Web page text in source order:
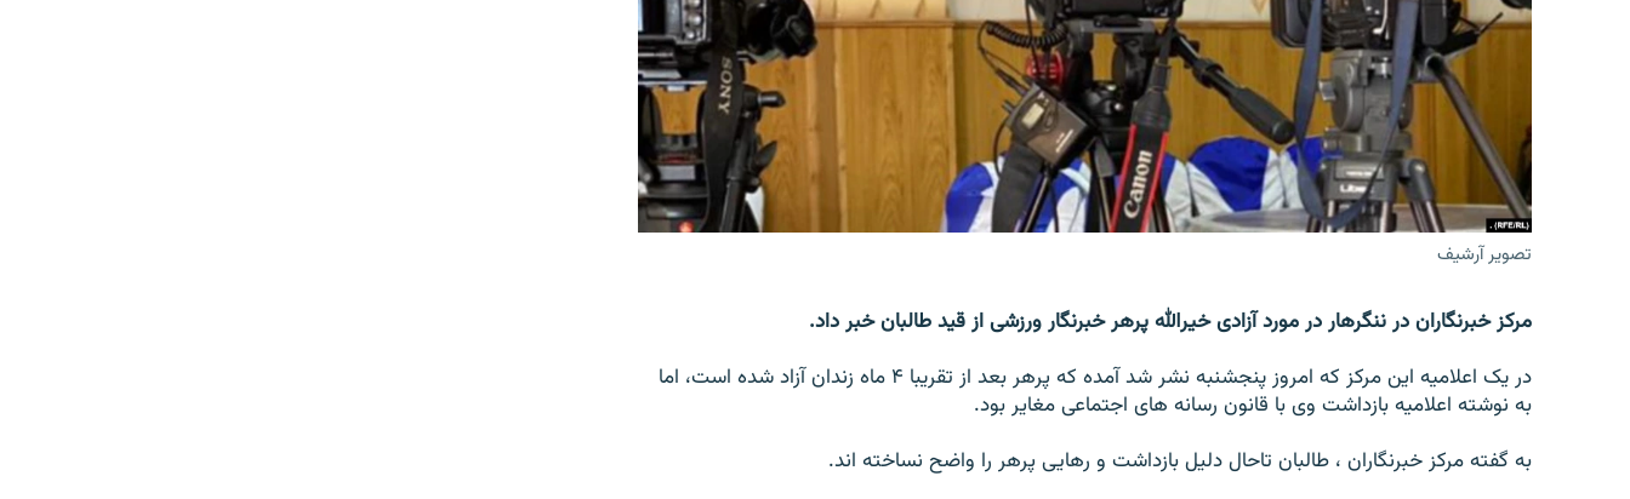
تصویر آرشیف
مرکز خبرنگاران در ننگرهار در مورد آزادی خیرالله پرهر خبرنگار ورزشی از قید طالبان خبر داد.
در یک اعلامیه این مرکز که امروز پنجشنبه نشر شد آمده که پرهر بعد از تقریبا ۴ ماه زندان آزاد شده است، اما
به نوشته اعلامیه بازداشت وی با قانون رسانه های اجتماعی مغایر بود.
به گفته مرکز خبرنگاران ، طالبان تاحال دلیل بازداشت و رهايی پرهر را واضح نساخته اند.